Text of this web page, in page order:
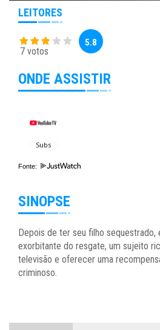
LEITORES
7 votos
5.8
ONDE ASSISTIR
Fonte:
SINOPSE
Depois de ter seu filho sequestrado,
exorbitante do resgate, um sujeito
televisão e oferecer uma
criminoso.